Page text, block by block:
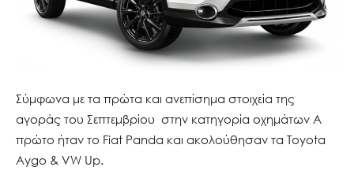
Σύμφωνα με τα πρώτα και ανεπίσημα στοιχεία της
αγοράς του Σεπτεμβρίου στην κατηγορία οχημάτων Α
πρώτο ήταν το Fiat Panda και ακολούθησαν τα Toyota
Aygo & VW Up.